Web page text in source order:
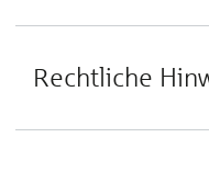
Rechtliche